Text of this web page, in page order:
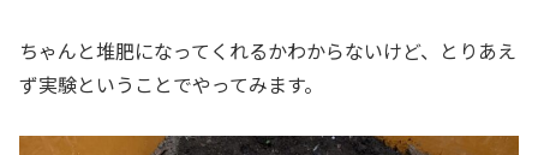
ちゃんと堆肥になってくれるかわからないけど、とりあえ
ず実験ということでやってみます。